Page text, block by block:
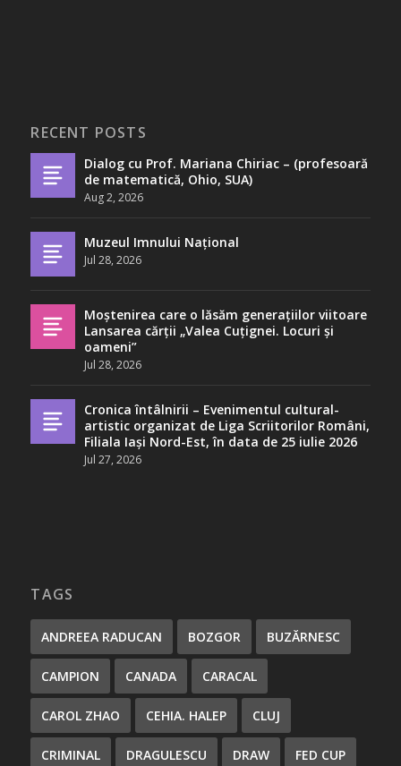
RECENT POSTS
Dialog cu Prof. Mariana Chiriac – (profesoară
de matematică, Ohio, SUA)
Aug 2, 2026
Muzeul Imnului Național
Jul 28, 2026
Moștenirea care o lăsăm generațiilor viitoare
Lansarea cărții „Valea Cuțignei. Locuri și
oameni”
Jul 28, 2026
Cronica întâlnirii – Evenimentul cultural-
artistic organizat de Liga Scriitorilor Români,
Filiala Iași Nord-Est, în data de 25 iulie 2026
Jul 27, 2026
TAGS
ANDREEA RADUCAN BOZGOR BUZĂRNESC
CAMPION CANADA CARACAL
CAROL ZHAO CEHIA. HALEP CLUJ
CRIMINAL DRAGULESCU DRAW FED CUP